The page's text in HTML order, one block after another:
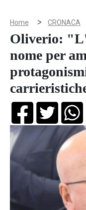
Home > CRONACA
Oliverio:
nome per